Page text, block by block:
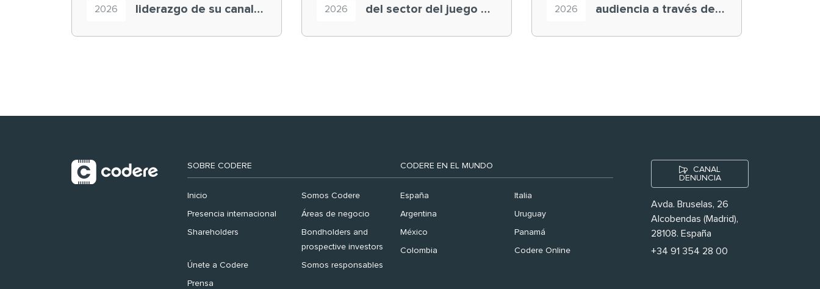
2026
liderazgo de su canal
2026
del sector del juego en
2026
audiencia a través de
SOBRE CODERE
Inicio Somos Codere
Presencia internacional Áreas de negocio
Shareholders
Bondholders and
prospective investors
Únete a Codere Somos responsables
Prensa
CODERE EN EL MUNDO
España Italia
Argentina Uruguay
México Panamá
Colombia Codere Online
CANAL
DENUNCIA
Avda. Bruselas, 26
Alcobendas (Madrid),
28108. España
+34 91 354 28 00